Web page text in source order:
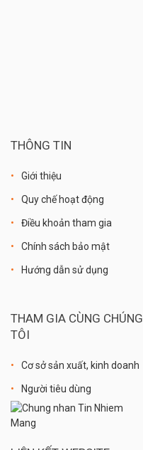
THÔNG TIN
Giới thiệu
Quy chế hoạt động
Điều khoản tham gia
Chính sách bảo mật
Hướng dẫn sử dụng
THAM GIA CÙNG CHÚNG
TÔI
Cơ sở sản xuất, kinh doanh
Người tiêu dùng